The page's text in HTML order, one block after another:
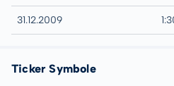
31.12.2009
Ticker Symbole